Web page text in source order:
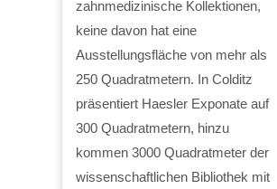
zahnmedizinische Kollektionen,
keine davon hat eine
Ausstellungsfläche von mehr als
250 Quadratmetern. In Colditz
präsentiert Haesler Exponate auf
300 Quadratmetern, hinzu
kommen 3000 Quadratmeter der
wissenschaftlichen Bibliothek mit